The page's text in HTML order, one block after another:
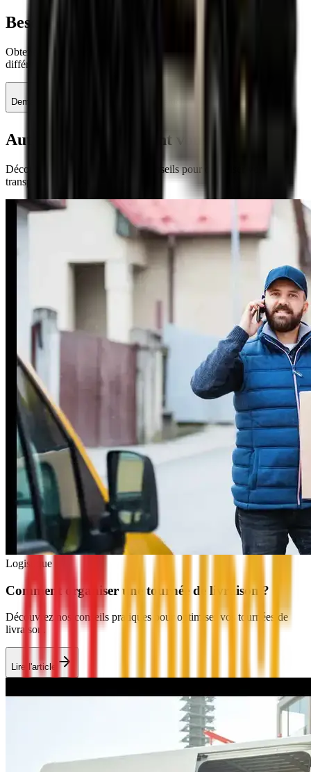
Besoin d'un
Obtenez un devis personnalisé sous 1 heure et découvrez la
différence avec un service 100 % dédié à votre livraison.
Demander un devis Retour aux articles
Autres articles pouvant vous intéresser
Découvrez nos autres guides et conseils pour optimiser vos
transports professionnels.
Logistique
Comment organiser une tournée de livraison ?
Découvrez nos conseils pratiques pour optimiser vos tournées de
livraison.
Lire l'article